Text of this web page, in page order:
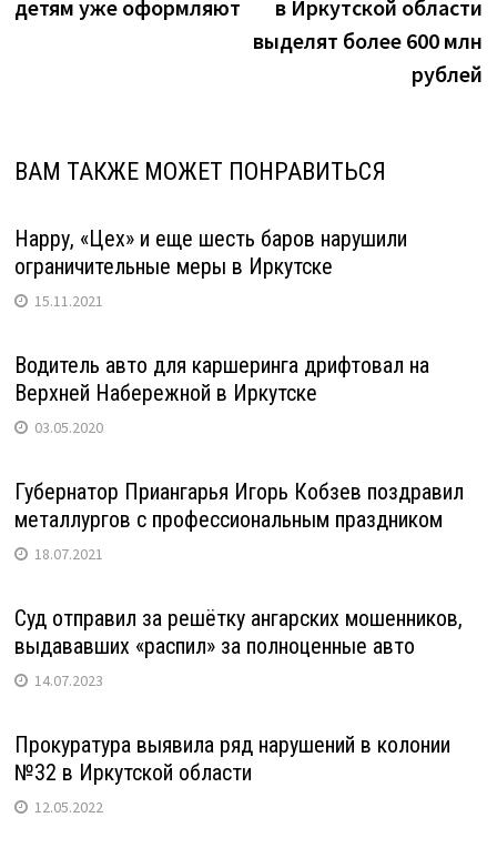
детям уже оформляют
в Иркутской области
выделят более 600 млн
рублей
ВАМ ТАКЖЕ МОЖЕТ ПОНРАВИТЬСЯ
Нарру, «Цех» и еще шесть баров нарушили
ограничительные меры в Иркутске
15.11.2021
Водитель авто для каршеринга дрифтовал на
Верхней Набережной в Иркутске
03.05.2020
Губернатор Приангарья Игорь Кобзев поздравил
металлургов с профессиональным праздником
18.07.2021
Суд отправил за решётку ангарских мошенников,
выдававших «распил» за полноценные авто
14.07.2023
Прокуратура выявила ряд нарушений в колонии
№32 в Иркутской области
12.05.2022